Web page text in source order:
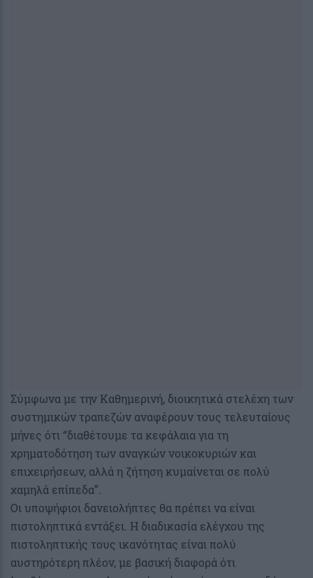
Σύμφωνα με την Καθημερινή, διοικητικά στελέχη των
συστημικών τραπεζών αναφέρουν τους τελευταίους
μήνες ότι “διαθέτουμε τα κεφάλαια για τη
χρηματοδότηση των αναγκών νοικοκυριών και
επιχειρήσεων, αλλά η ζήτηση κυμαίνεται σε πολύ
χαμηλά επίπεδα”.
Οι υποψήφιοι δανειολήπτες θα πρέπει να είναι
πιστοληπτικά εντάξει. Η διαδικασία ελέγχου της
πιστοληπτικής τους ικανότητας είναι πολύ
αυστηρότερη πλέον, με βασική διαφορά ότι